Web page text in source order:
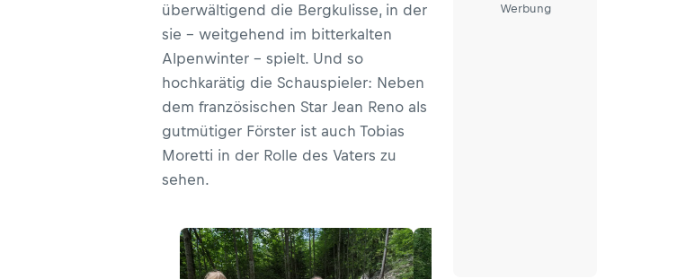
Werbung
überwältigend die Bergkulisse, in der
sie – weitgehend im bitterkalten
Alpenwinter – spielt. Und so
hochkarätig die Schauspieler: Neben
dem französischen Star Jean Reno als
gutmütiger Förster ist auch Tobias
Moretti in der Rolle des Vaters zu
sehen.